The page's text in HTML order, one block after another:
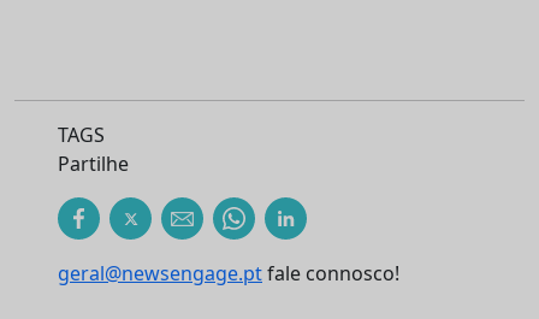
TAGS
Partilhe
geral@newsengage.ptfale connosco!